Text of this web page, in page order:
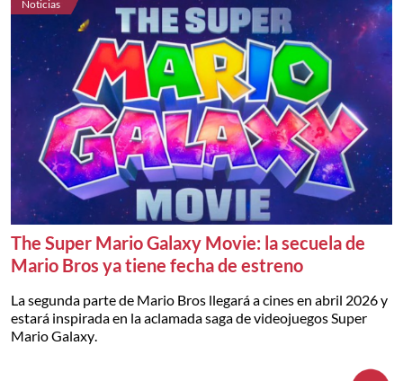
Noticias
The Super Mario Galaxy Movie: la secuela de
Mario Bros ya tiene fecha de estreno
La segunda parte de Mario Bros llegará a cines en abril 2026 y
estará inspirada en la aclamada saga de videojuegos Super
Mario Galaxy.